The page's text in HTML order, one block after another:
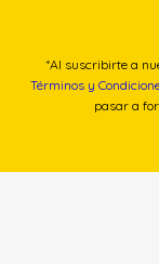
*Al suscribirte a
Términos y
pasar a